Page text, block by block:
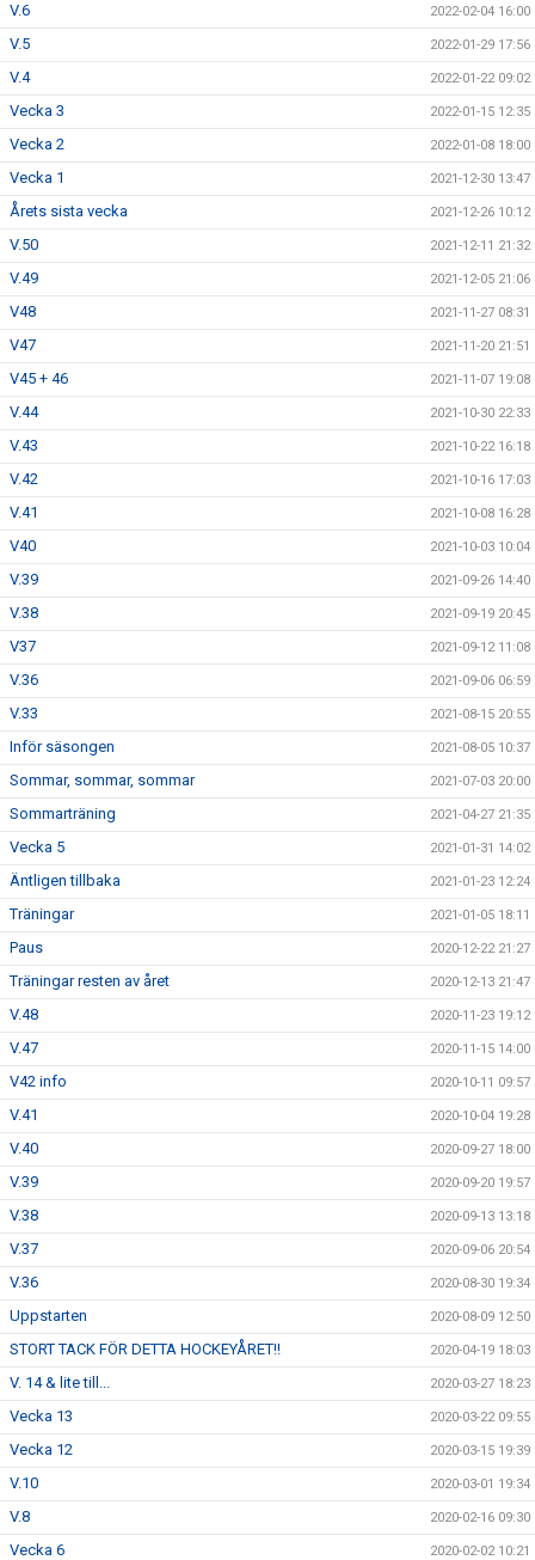
V.6 2022-02-04 16:00
V.5 2022-01-29 17:56
V.4 2022-01-22 09:02
Vecka 3 2022-01-15 12:35
Vecka 2 2022-01-08 18:00
Vecka 1 2021-12-30 13:47
Årets sista vecka 2021-12-26 10:12
V.50 2021-12-11 21:32
V.49 2021-12-05 21:06
V48 2021-11-27 08:31
V47 2021-11-20 21:51
V45 + 46 2021-11-07 19:08
V.44 2021-10-30 22:33
V.43 2021-10-22 16:18
V.42 2021-10-16 17:03
V.41 2021-10-08 16:28
V40 2021-10-03 10:04
V.39 2021-09-26 14:40
V.38 2021-09-19 20:45
V37 2021-09-12 11:08
V.36 2021-09-06 06:59
V.33 2021-08-15 20:55
Inför säsongen 2021-08-05 10:37
Sommar, sommar, sommar 2021-07-03 20:00
Sommarträning 2021-04-27 21:35
Vecka 5 2021-01-31 14:02
Äntligen tillbaka 2021-01-23 12:24
Träningar 2021-01-05 18:11
Paus 2020-12-22 21:27
Träningar resten av året 2020-12-13 21:47
V.48 2020-11-23 19:12
V.47 2020-11-15 14:00
V42 info 2020-10-11 09:57
V.41 2020-10-04 19:28
V.40 2020-09-27 18:00
V.39 2020-09-20 19:57
V.38 2020-09-13 13:18
V.37 2020-09-06 20:54
V.36 2020-08-30 19:34
Uppstarten 2020-08-09 12:50
STORT TACK FÖR DETTA HOCKEYÅRET!! 2020-04-19 18:03
V. 14 & lite till... 2020-03-27 18:23
Vecka 13 2020-03-22 09:55
Vecka 12 2020-03-15 19:39
V.10 2020-03-01 19:34
V.8 2020-02-16 09:30
Vecka 6 2020-02-02 10:21